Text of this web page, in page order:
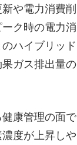
や電力消費削
ク時の電力消
ハイブリッド
ガス排出量の
康管理の面で
度が上昇しや